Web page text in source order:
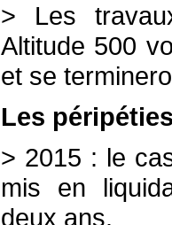
> Les
Altitude 500
et se
Les
> 2015 : le
mis en
deux ans.